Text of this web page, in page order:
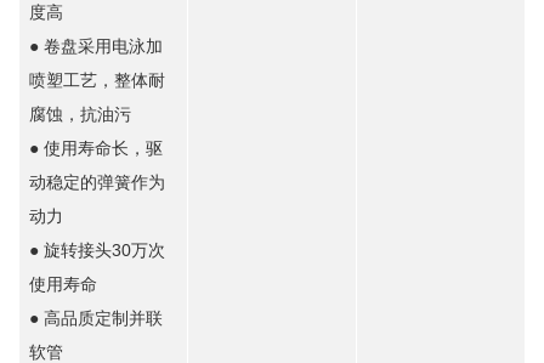
度高
● 卷盘采用电泳加
喷塑工艺，整体耐
腐蚀，抗油污
● 使用寿命长，驱
动稳定的弹簧作为
动力
● 旋转接头30万次
使用寿命
● 高品质定制并联
软管